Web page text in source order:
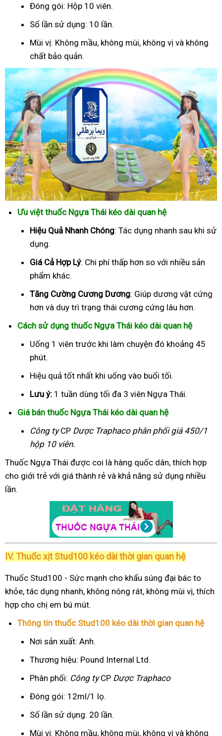
Đóng gói: Hộp 10 viên.
Số lần sử dụng: 10 lần.
Mùi vị: Không mầu, không mùi, không vị và không
chất bảo quản.
Ưu việt thuốc Ngựa Thái kéo dài quan hệ
Hiệu Quả Nhanh Chóng: Tác dụng nhanh sau khi sử
dụng.
Giá Cả Hợp Lý: Chi phí thấp hơn so với nhiều sản
phẩm khác.
Tăng Cường Cương Dương: Giúp dương vật cứng
hơn và duy trì trạng thái cương cứng lâu hơn.
Cách sử dụng thuốc Ngựa Thái kéo dài quan hệ
Uống 1 viên trước khi làm chuyện đó khoảng 45
phút.
Hiệu quả tốt nhất khi uống vào buổi tối.
Lưu ý: 1 tuần dùng tối đa 3 viên Ngựa Thái.
Giá bán thuốc Ngựa Thái kéo dài quan hệ
Công tyCP Dược Traphacophân phối giá 450/1
hộp 10 viên.
Thuốc Ngựa Thái được coi là hàng quốc dân, thích hợp
cho giới trẻ với giá thành rẻ và khả năng sử dụng nhiều
lần.
IV. Thuốc xịt Stud100 kéo dài thời gian quan hệ
Thuốc Stud100 - Sức mạnh cho khẩu súng đại bác to
khỏe, tác dụng nhanh, không nóng rát, không mùi vị, thích
hợp cho chị em bú mút.
Thông tin thuốc Stud100 kéo dài thời gian quan hệ
Nơi sản xuất: Anh.
Thương hiệu: Pound Internal Ltd.
Phân phối: Công tyCP Dược Traphaco
Đóng gói: 12ml/1 lọ.
Số lần sử dụng: 20 lần.
Mùi vị: Không mầu, không mùi, không vị và không